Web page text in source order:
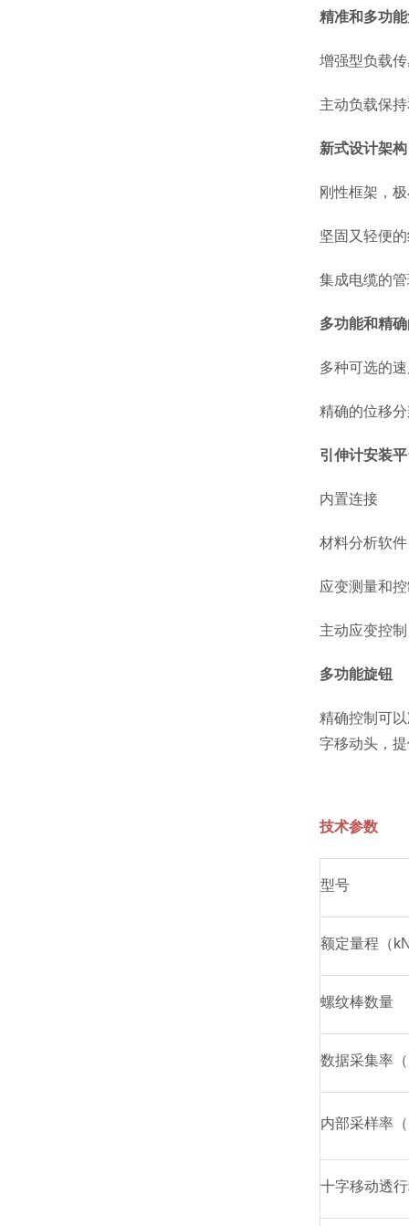
精准和多功
增强型负载
主动负载保
新式设计架构
刚性框架，
坚固又轻便
集成电缆的
多功能和精
多种可选的
精确的位移
引伸计安装
内置连接
材料分析软件
应变测量和
主动应变控制
多功能旋钮
精确控制可
字移动头，
技术参数
型号
额定量程（
螺纹棒数量
数据采集率
内部采样率
十字移动透